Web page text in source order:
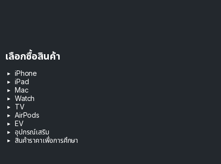
เลือกซื้อสินค้า
iPhone
iPad
Mac
Watch
TV
AirPods
EV
อุปกรณ์เสริม
สินค้าราคาเพื่อการศึกษา